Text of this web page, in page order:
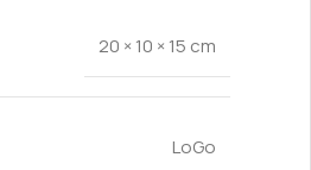
20 × 10 × 15 cm
LoGo